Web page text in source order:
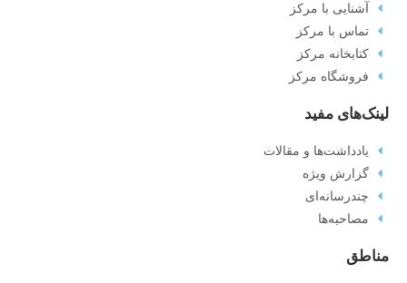
آشنایی با مرکز
تماس با مرکز
کتابخانه مرکز
فروشگاه مرکز
لینک‌های مفید
یادداشت‌ها و مقالات
گزارش ویژه
چندرسانه‌ای
مصاحبه‌ها
مناطق